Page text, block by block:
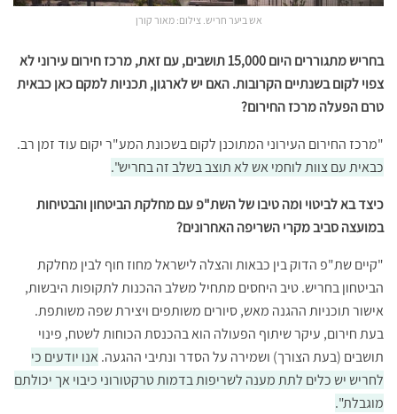
אש ביער חריש. צילום: מאור קורן
בחריש מתגוררים היום 15,000 תושבים, עם זאת, מרכז חירום עירוני לא
צפוי לקום בשנתיים הקרובות. האם יש לארגון, תכניות למקם כאן כבאית
טרם הפעלה מרכז החירום?
"מרכז החירום העירוני המתוכנן לקום בשכונת המע"ר יקום עוד זמן רב.
כבאית עם צוות לוחמי אש לא תוצב בשלב זה בחריש".
כיצד בא לביטוי ומה טיבו של השת"פ עם מחלקת הביטחון והבטיחות
במועצה סביב מקרי השריפה האחרונים?
"קיים שת"פ הדוק בין כבאות והצלה לישראל מחוז חוף לבין מחלקת
הביטחון בחריש. טיב היחסים מתחיל משלב ההכנות לתקופות היבשות,
אישור תוכניות ההגנה מאש, סיורים משותפים ויצירת שפה משותפת.
בעת חירום, עיקר שיתוף הפעולה הוא בהכנסת הכוחות לשטח, פינוי
תושבים (בעת הצורך) ושמירה על הסדר ונתיבי ההגעה. אנו יודעים כי
לחריש יש כלים לתת מענה לשריפות בדמות טרקטורוני כיבוי אך יכולתם
מוגבלת".